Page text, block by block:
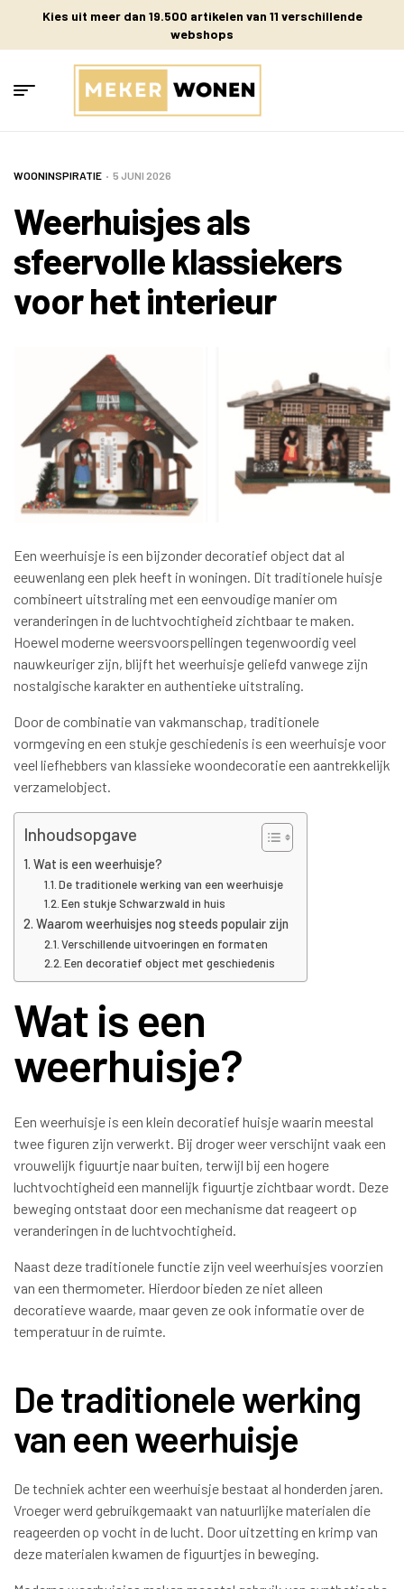
Kies uit meer dan 19.500 artikelen van 11 verschillende
webshops
WOONINSPIRATIE 5 JUNI 2026
Weerhuisjes als
sfeervolle klassiekers
voor het interieur
Een weerhuisje is een bijzonder decoratief object dat al
eeuwenlang een plek heeft in woningen. Dit traditionele huisje
combineert uitstraling met een eenvoudige manier om
veranderingen in de luchtvochtigheid zichtbaar te maken.
Hoewel moderne weersvoorspellingen tegenwoordig veel
nauwkeuriger zijn, blijft het weerhuisje geliefd vanwege zijn
nostalgische karakter en authentieke uitstraling.
Door de combinatie van vakmanschap, traditionele
vormgeving en een stukje geschiedenis is een weerhuisje voor
veel liefhebbers van klassieke woondecoratie een aantrekkelijk
verzamelobject.
Inhoudsopgave
Wat is een weerhuisje?
De traditionele werking van een weerhuisje
Een stukje Schwarzwald in huis
Waarom weerhuisjes nog steeds populair zijn
Verschillende uitvoeringen en formaten
Een decoratief object met geschiedenis
Wat is een
weerhuisje?
Een weerhuisje is een klein decoratief huisje waarin meestal
twee figuren zijn verwerkt. Bij droger weer verschijnt vaak een
vrouwelijk figuurtje naar buiten, terwijl bij een hogere
luchtvochtigheid een mannelijk figuurtje zichtbaar wordt. Deze
beweging ontstaat door een mechanisme dat reageert op
veranderingen in de luchtvochtigheid.
Naast deze traditionele functie zijn veel weerhuisjes voorzien
van een thermometer. Hierdoor bieden ze niet alleen
decoratieve waarde, maar geven ze ook informatie over de
temperatuur in de ruimte.
De traditionele werking
van een weerhuisje
De techniek achter een weerhuisje bestaat al honderden jaren.
Vroeger werd gebruikgemaakt van natuurlijke materialen die
reageerden op vocht in de lucht. Door uitzetting en krimp van
deze materialen kwamen de figuurtjes in beweging.